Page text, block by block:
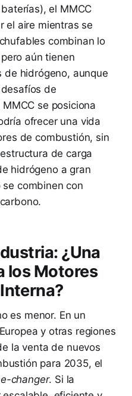
el MMCC
el aire mientras se
combinan lo
aún tienen
de hidrógeno, aunque
de
se posiciona
ofrecer una vida
de combustión, sin
de carga
hidrógeno a gran
combinen con
¿Una
los Motores
es menor. En un
y otras regiones
la venta de nuevos
para 2035, el
changer. Si la